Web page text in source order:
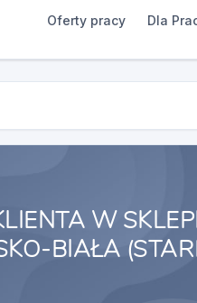
Oferty pracy Dla
W
BIAŁA